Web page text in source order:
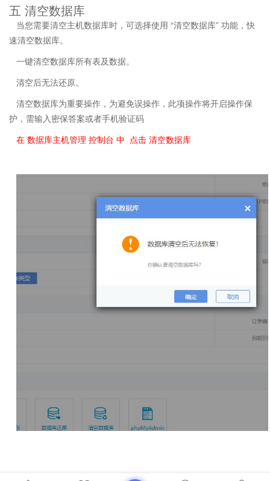
五 清空数据库
当您需要清空主机数据库时，可选择使用 “清空数据库” 功能，快
速清空数据库。
一键清空数据库所有表及数据。
清空后无法还原。
清空数据库为重要操作，为避免误操作，此项操作将开启操作保
护，需输入密保答案或者手机验证码
在 数据库主机管理 控制台 中 点击 清空数据库